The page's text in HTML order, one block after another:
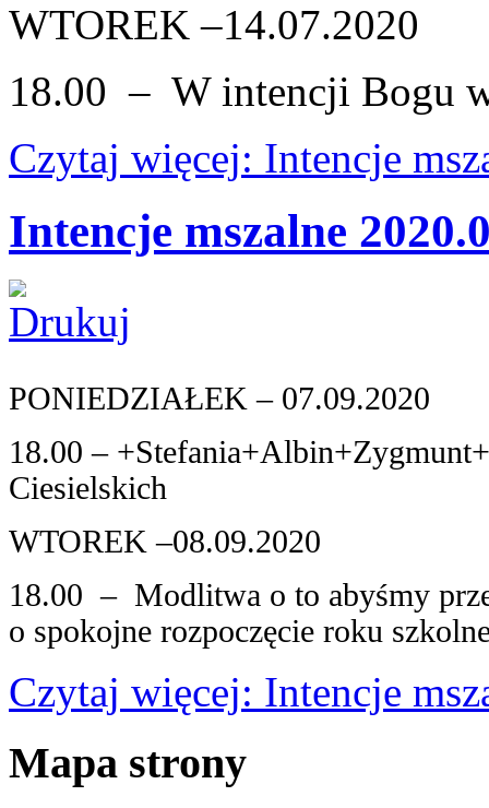
WTOREK –14.07.2020
18.00 – W intencji Bogu
Czytaj więcej: Intencje
Intencje mszalne
PONIEDZIAŁEK – 07.09.2020
18.00 –
Ciesielskich
WTOREK –08.09.2020
18.00 – Modlitwa o to abyśmy
o spokojne rozpoczęcie roku
Czytaj więcej: Intencje
Mapa strony